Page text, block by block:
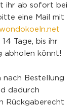
ihr ab sofort bei
eine Mail mit
Tage, bis ihr
abholen könnt!
Bestellung
dadurch
Rückgaberecht